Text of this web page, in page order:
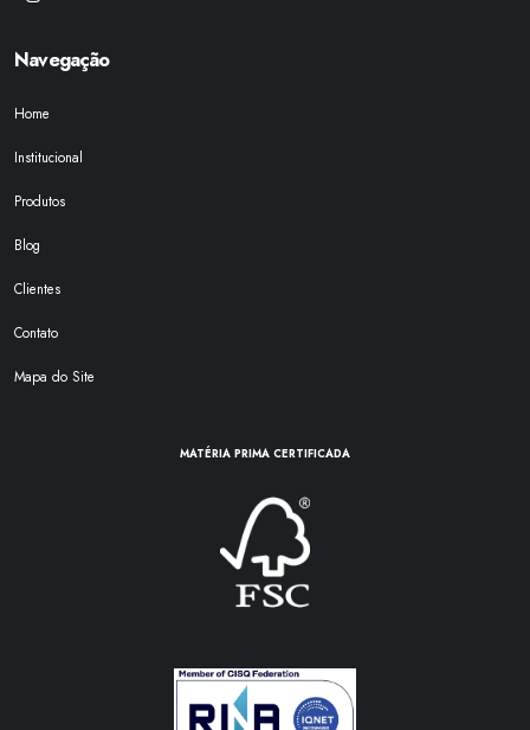
Navegação
Home
Institucional
Produtos
Blog
Clientes
Contato
Mapa do Site
MATÉRIA PRIMA CERTIFICADA